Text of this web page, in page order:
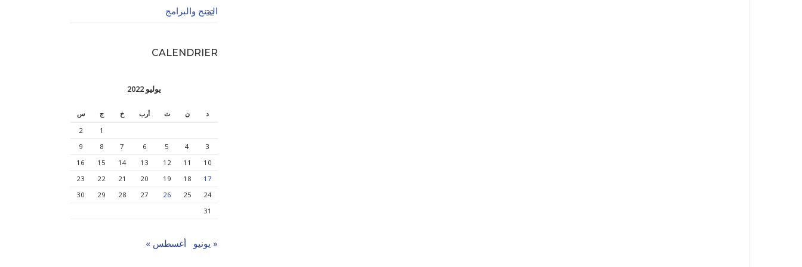
المنح والبرامج
32
CALENDRIER
يوليو 2022
د ن ث أرب خ ج
س
1
2
3
4
5
6
7
8
9
10
11
12
13
14
15
16
17
18
19
20
21
22
23
24
25
26
27
28
29
30
31
« يونيو أغسطس »